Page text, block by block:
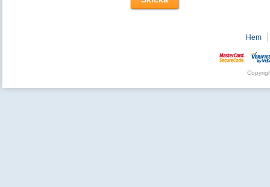
Hem